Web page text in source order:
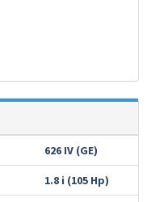
626 IV (GE)
1.8 i (105 Hp)